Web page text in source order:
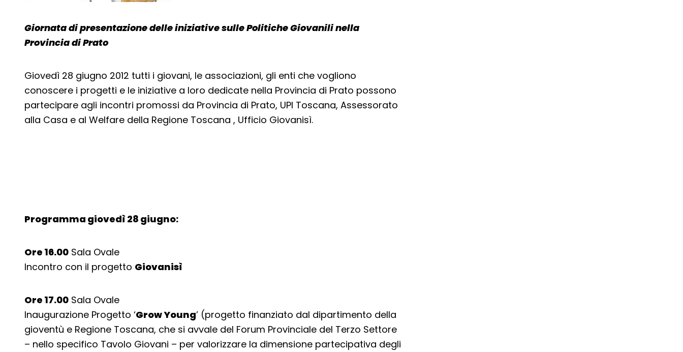
Giornata di presentazione delle iniziative sulle Politiche Giovanili nella
Provincia di Prato
Giovedì 28 giugno 2012 tutti i giovani, le associazioni, gli enti che vogliono
conoscere i progetti e le iniziative a loro dedicate nella Provincia di Prato possono
partecipare agli incontri promossi da Provincia di Prato, UPI Toscana, Assessorato
alla Casa e al Welfare della Regione Toscana , Ufficio Giovanisì.
Programma giovedì 28 giugno:
Ore 16.00 Sala Ovale
Incontro con il progetto Giovanisì
Ore 17.00 Sala Ovale
Inaugurazione Progetto ‘Grow Young’ (progetto finanziato dal dipartimento della
gioventù e Regione Toscana, che si avvale del Forum Provinciale del Terzo Settore
– nello specifico Tavolo Giovani – per valorizzare la dimensione partecipativa degli